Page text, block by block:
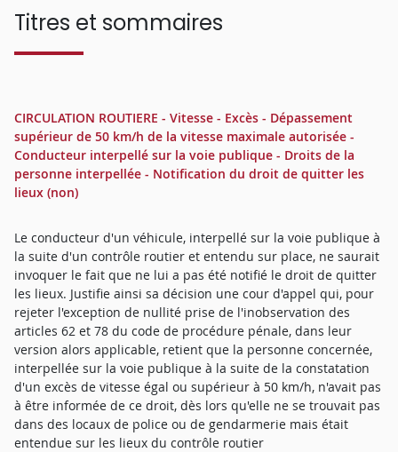
Titres et sommaires
CIRCULATION ROUTIERE - Vitesse - Excès - Dépassement
supérieur de 50 km/h de la vitesse maximale autorisée -
Conducteur interpellé sur la voie publique - Droits de la
personne interpellée - Notification du droit de quitter les
lieux (non)
Le conducteur d'un véhicule, interpellé sur la voie publique à
la suite d'un contrôle routier et entendu sur place, ne saurait
invoquer le fait que ne lui a pas été notifié le droit de quitter
les lieux. Justifie ainsi sa décision une cour d'appel qui, pour
rejeter l'exception de nullité prise de l'inobservation des
articles 62 et 78 du code de procédure pénale, dans leur
version alors applicable, retient que la personne concernée,
interpellée sur la voie publique à la suite de la constatation
d'un excès de vitesse égal ou supérieur à 50 km/h, n'avait pas
à être informée de ce droit, dès lors qu'elle ne se trouvait pas
dans des locaux de police ou de gendarmerie mais était
entendue sur les lieux du contrôle routier